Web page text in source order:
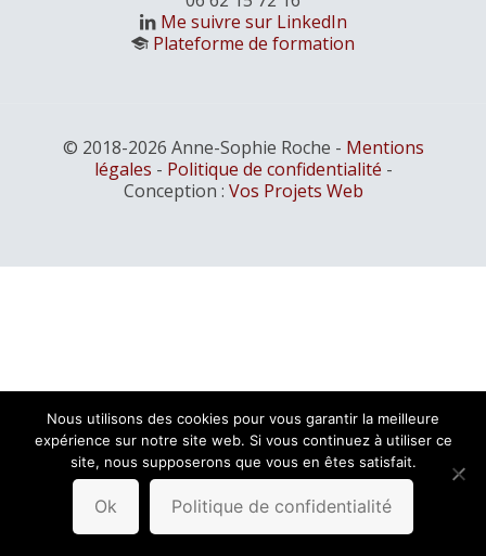
Me suivre sur LinkedIn
Plateforme de formation
© 2018-2026 Anne-Sophie Roche - Mentions
légales - Politique de confidentialité -
Conception : Vos Projets Web
Nous utilisons des cookies pour vous garantir la meilleure
expérience sur notre site web. Si vous continuez à utiliser ce
site, nous supposerons que vous en êtes satisfait.
Ok Politique de confidentialité